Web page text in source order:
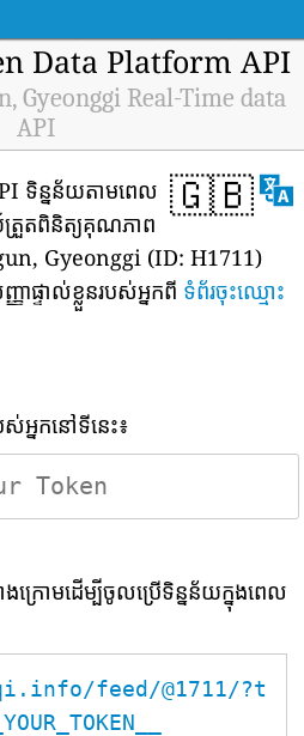
Data Platform API
Gyeonggi Real-Time data
API
🇬🇧
ទិន្នន័យតាមពេល
ត្រួតពិនិត្យគុណភាព
Gyeonggi (ID: H1711)
ាផ្ទាល់ខ្លួនរបស់អ្នកពី ទំព័រចុះឈ្មោះ
អ្នកនៅទីនេះ៖
ងក្រោមដើម្បីចូលប្រើទិន្នន័យក្នុងពេល
feed/@1711/?t